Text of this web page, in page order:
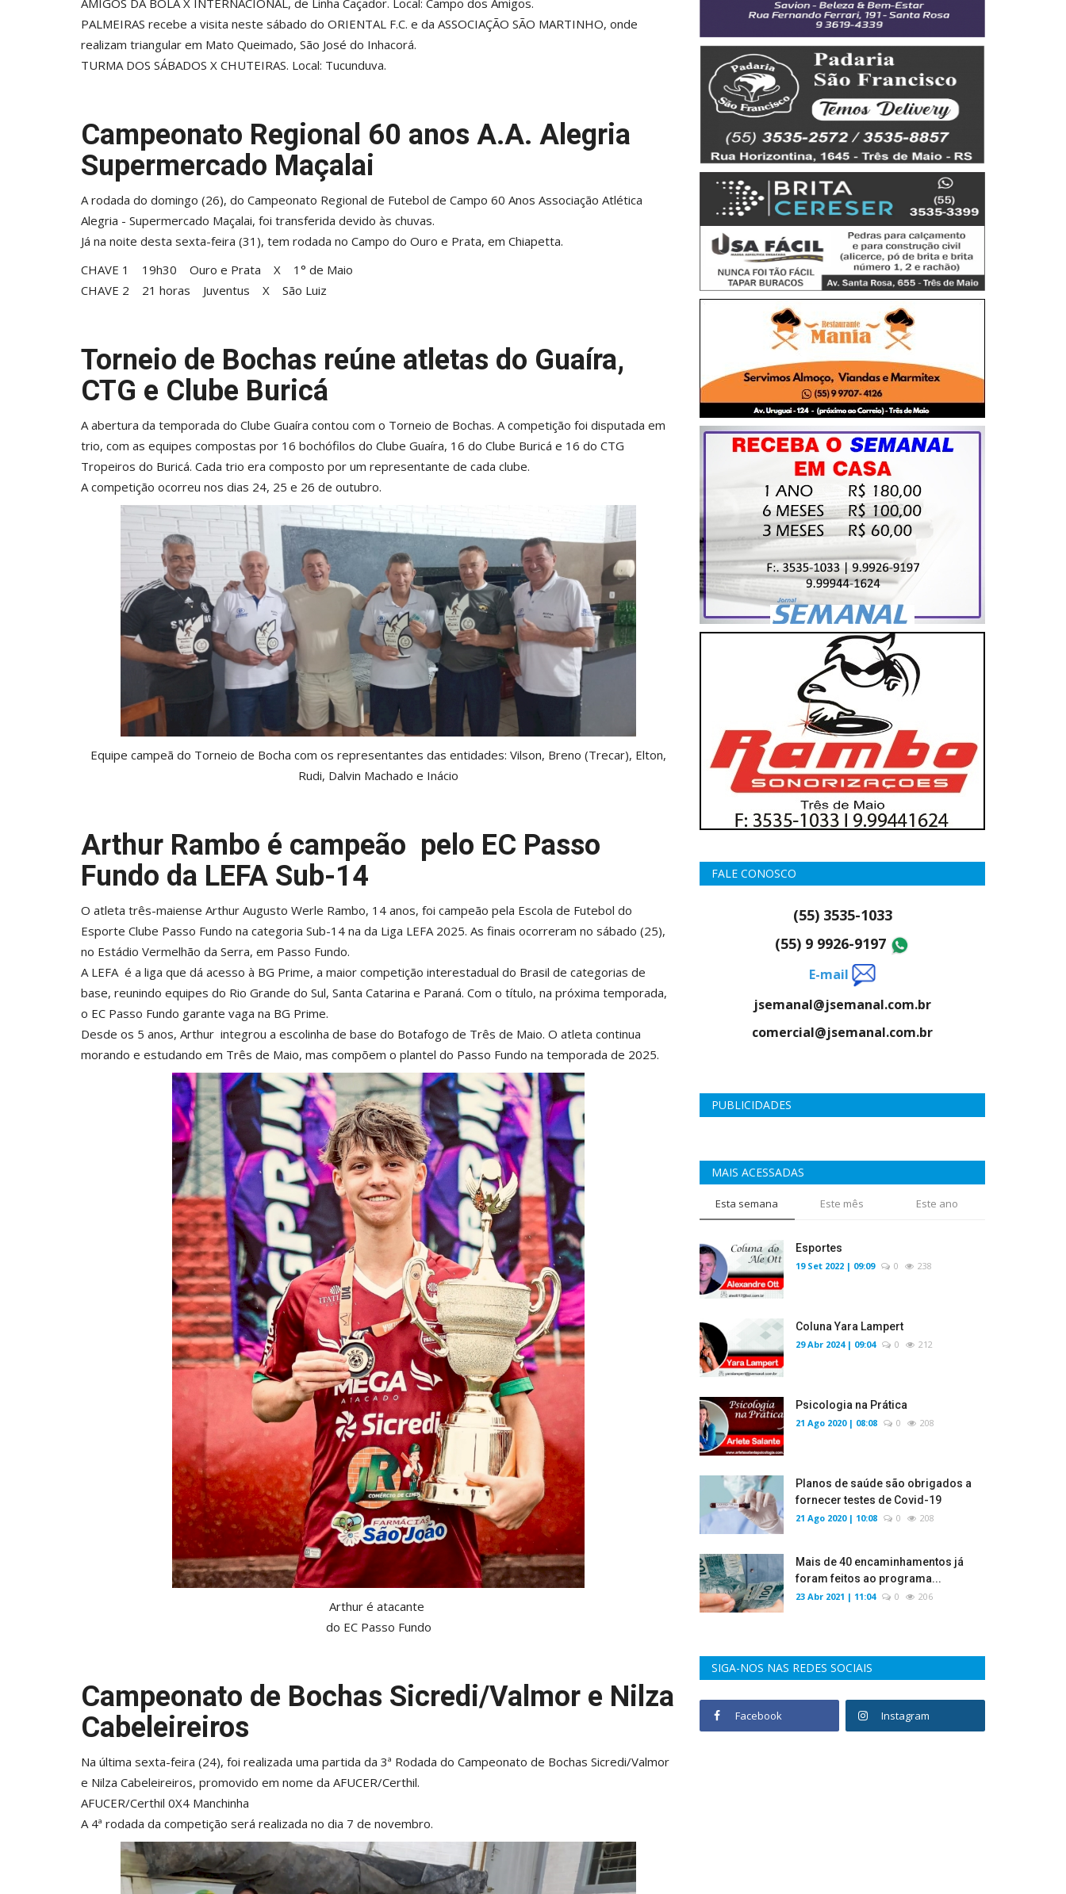
AMIGOS DA BOLA X INTERNACIONAL, de Linha Caçador. Local: Campo dos Amigos.
PALMEIRAS recebe a visita neste sábado do ORIENTAL F.C. e da ASSOCIAÇÃO SÃO MARTINHO, onde
realizam triangular em Mato Queimado, São José do Inhacorá.
TURMA DOS SÁBADOS X CHUTEIRAS. Local: Tucunduva.
Campeonato Regional 60 anos A.A. Alegria
Supermercado Maçalai
A rodada do domingo (26), do Campeonato Regional de Futebol de Campo 60 Anos Associação Atlética
Alegria - Supermercado Maçalai, foi transferida devido às chuvas.
Já na noite desta sexta-feira (31), tem rodada no Campo do Ouro e Prata, em Chiapetta.
CHAVE 1 19h30 Ouro e Prata X 1° de Maio
CHAVE 2 21 horas Juventus X São Luiz
Torneio de Bochas reúne atletas do Guaíra,
CTG e Clube Buricá
A abertura da temporada do Clube Guaíra contou com o Torneio de Bochas. A competição foi disputada em
trio, com as equipes compostas por 16 bochófilos do Clube Guaíra, 16 do Clube Buricá e 16 do CTG
Tropeiros do Buricá. Cada trio era composto por um representante de cada clube.
A competição ocorreu nos dias 24, 25 e 26 de outubro.
Equipe campeã do Torneio de Bocha com os representantes das entidades: Vilson, Breno (Trecar), Elton,
Rudi, Dalvin Machado e Inácio
Arthur Rambo é campeão pelo EC Passo
Fundo da LEFA Sub-14
O atleta três-maiense Arthur Augusto Werle Rambo, 14 anos, foi campeão pela Escola de Futebol do
Esporte Clube Passo Fundo na categoria Sub-14 na da Liga LEFA 2025. As finais ocorreram no sábado (25),
no Estádio Vermelhão da Serra, em Passo Fundo.
A LEFA é a liga que dá acesso à BG Prime, a maior competição interestadual do Brasil de categorias de
base, reunindo equipes do Rio Grande do Sul, Santa Catarina e Paraná. Com o título, na próxima temporada,
o EC Passo Fundo garante vaga na BG Prime.
Desde os 5 anos, Arthur integrou a escolinha de base do Botafogo de Três de Maio. O atleta continua
morando e estudando em Três de Maio, mas compõem o plantel do Passo Fundo na temporada de 2025.
Arthur é atacante
do EC Passo Fundo
Campeonato de Bochas Sicredi/Valmor e Nilza
Cabeleireiros
Na última sexta-feira (24), foi realizada uma partida da 3ª Rodada do Campeonato de Bochas Sicredi/Valmor
e Nilza Cabeleireiros, promovido em nome da AFUCER/Certhil.
AFUCER/Certhil 0X4 Manchinha
A 4ª rodada da competição será realizada no dia 7 de novembro.
FALE CONOSCO
(55) 3535-1033
(55) 9 9926-9197
E-mail
jsemanal@jsemanal.com.br
comercial@jsemanal.com.br
PUBLICIDADES
MAIS ACESSADAS
Esta semana Este mês Este ano
Esportes
19 Set 2022 | 09:09 0 238
Coluna Yara Lampert
29 Abr 2024 | 09:04 0 212
Psicologia na Prática
21 Ago 2020 | 08:08 0 208
Planos de saúde são obrigados a
fornecer testes de Covid-19
21 Ago 2020 | 10:08 0 208
Mais de 40 encaminhamentos já
foram feitos ao programa...
23 Abr 2021 | 11:04 0 206
SIGA-NOS NAS REDES SOCIAIS
Facebook Instagram